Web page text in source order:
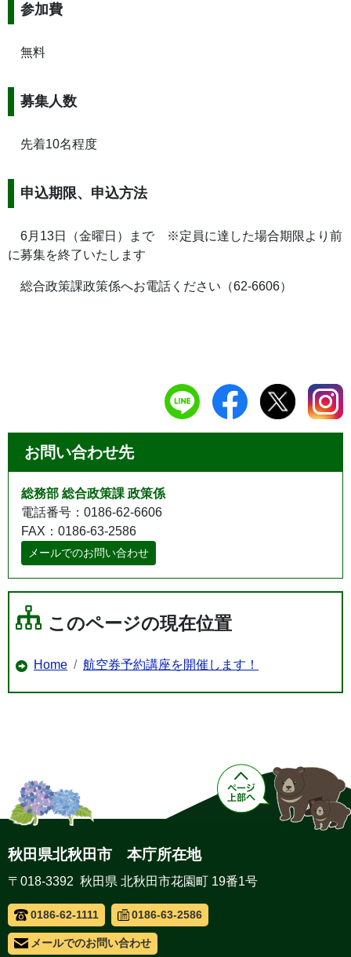
参加費
無料
募集人数
先着10名程度
申込期限、申込方法
6月13日（金曜日）まで ※定員に達した場合期限より前
に募集を終了いたします
総合政策課政策係へお電話ください（62-6606）
お問い合わせ先
総務部 総合政策課 政策係
電話番号：0186-62-6606
FAX：0186-63-2586
メールでのお問い合わせ
このページの現在位置
Home 航空券予約講座を開催します！
秋田県北秋田市 本庁所在地
〒018-3392 秋田県 北秋田市花園町 19番1号
0186-62-1111 0186-63-2586
メールでのお問い合わせ